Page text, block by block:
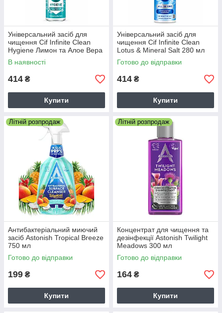
Універсальний засіб для
чищення Cif Infinite Clean
Hygiene Лимон та Алое Вера
280 мл
В наявності
414 ₴
Купити
Універсальний засіб для
чищення Cif Infinite Clean
Lotus & Mineral Salt 280 мл
Готово до відправки
414 ₴
Купити
Літній розпродаж
Антибактеріальний миючий
засіб Astonish Tropical Breeze
750 мл
Готово до відправки
199 ₴
Купити
Літній розпродаж
Концентрат для чищення та
дезінфекції Astonish Twilight
Meadows 300 мл
Готово до відправки
164 ₴
Купити